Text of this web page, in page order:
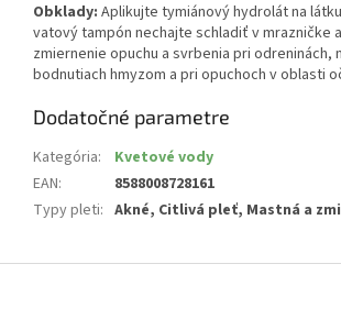
Obklady: Aplikujte tymiánový hydrolát na
vatový tampón nechajte schladiť v mrazničke
zmiernenie opuchu a svrbenia pri odreninách,
bodnutiach hmyzom a pri opuchoch v oblasti
Dodatočné parametre
Kategória:
Kvetové vody
EAN:
8588008728161
Typy pleti: Akné, Citlivá pleť, Mastná a